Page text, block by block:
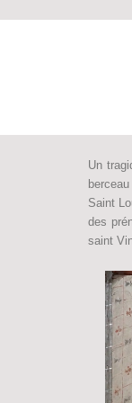
Un
Saint
des
saint